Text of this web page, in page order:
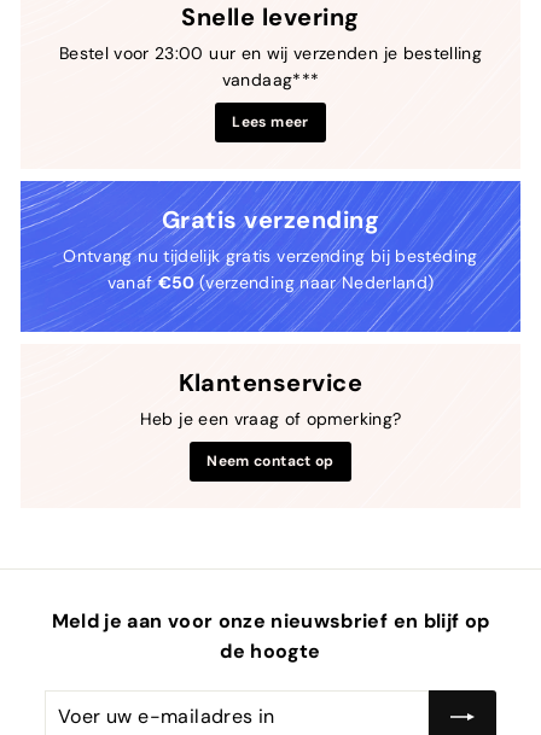
Snelle levering
Bestel voor 23:00 uur en wij verzenden je bestelling
vandaag***
Lees meer
Gratis verzending
Ontvang nu tijdelijk gratis verzending bij besteding
vanaf€50(verzending naar Nederland)
Klantenservice
Heb je een vraag of opmerking?
Neem contact op
Meld je aan voor onze nieuwsbrief en blijf op
de hoogte
Voer
Abonneren